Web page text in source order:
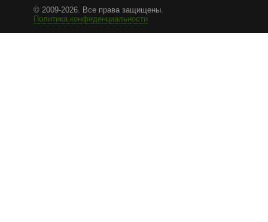
EuroCraab
© 2009-2026. Все права защищены.
Политика конфиденциальности